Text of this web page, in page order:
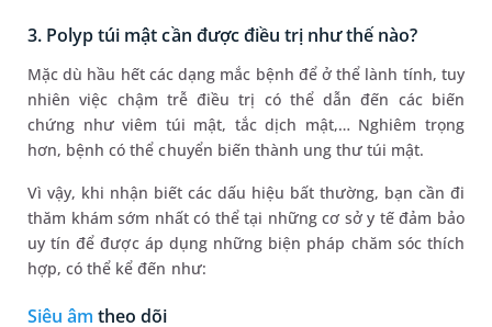
3. Polyp túi mật cần được điều trị như thế nào?
Mặc dù hầu hết các dạng mắc bệnh để ở thể lành tính, tuy
nhiên việc chậm trễ điều trị có thể dẫn đến các biến
chứng như viêm túi mật, tắc dịch mật,… Nghiêm trọng
hơn, bệnh có thể chuyển biến thành ung thư túi mật.
Vì vậy, khi nhận biết các dấu hiệu bất thường, bạn cần đi
thăm khám sớm nhất có thể tại những cơ sở y tế đảm bảo
uy tín để được áp dụng những biện pháp chăm sóc thích
hợp, có thể kể đến như:
Siêu âm theo dõi